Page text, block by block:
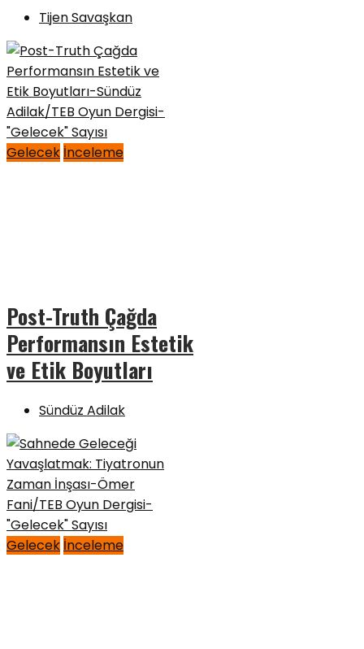
Tijen Savaşkan
Gelecek İnceleme
Post-Truth Çağda
Performansın Estetik
ve Etik Boyutları
Sündüz Adilak
Gelecek İnceleme